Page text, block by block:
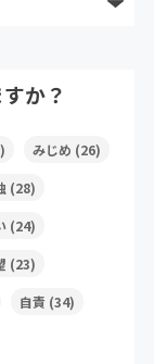
か？
みじめ (26)
(28)
(24)
(23)
自責 (34)